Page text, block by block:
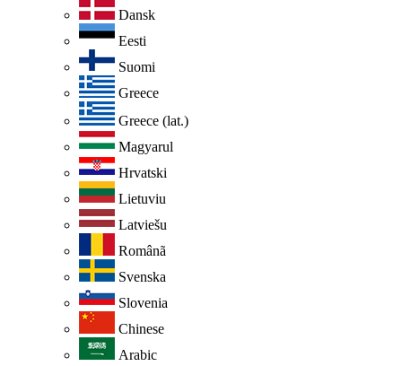
Dansk
Eesti
Suomi
Greece
Greece (lat.)
Magyarul
Hrvatski
Lietuviu
Latviešu
Românã
Svenska
Slovenia
Chinese
Arabic